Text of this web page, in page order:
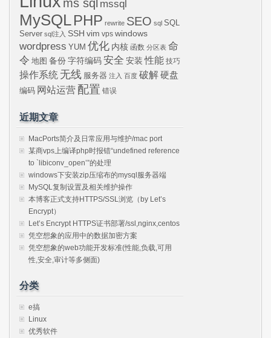
ms sql mssql
MySQLPHP rewrite SEO sql SQL
Server sql注入 SSH vim vps windows
wordpress YUM 优化 内核 函数 分区表 命
令 地图 备份 字符编码 安全 安装 性能 技巧
操作系统 无线 服务器 注入 百度 破解硬盘
编码 网站运营 配置 错误
近期文章
MacPorts简介及日常应用与维护/mac port
某商vps上编译php时报错“undefined reference
to `libiconv_open’”的处理
windows下安装zip压缩布的mysql服务器端
MySQL复制设置及相关维护操作
本博客正式支持HTTPS/SSL浏览（by Let’s
Encrypt）
Let’s Encrypt HTTPS证书部署/ssl,nginx,centos
凭空想象的应用中的数据加密方案
凭空想象的web功能开发标准(性能,负载,可用
性,安全,审计等多侧面)
分类
e搞
Linux
优秀软件